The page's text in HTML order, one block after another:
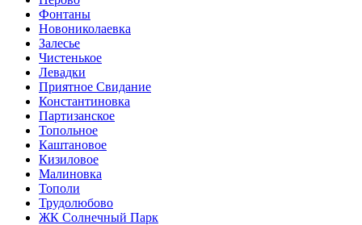
Фонтаны
Новониколаевка
Залесье
Чистенькое
Левадки
Приятное Свидание
Константиновка
Партизанское
Топольное
Каштановое
Кизиловое
Малиновка
Тополи
Трудолюбово
ЖК Солнечный Парк